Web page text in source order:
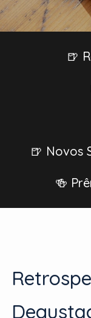
🍺
🍺 Novos
🍻